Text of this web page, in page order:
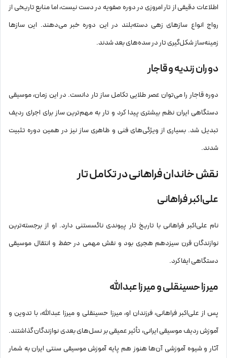
اطلاعات دقیقی از تار امروزی در دوره صفویه در دست نیست، اما منابع تاریخی از
رواج انواع سازهای زهی دسته‌بلند در این دوره خبر می‌دهند. این سازها
زمینه‌ساز شکل‌گیری تار در سده‌های بعد شدند.
دوران زندیه و قاجار
دوره قاجار را می‌توان عصر طلایی تکامل ساز تار دانست. در این زمان، موسیقی
دستگاهی ایران نظم بیشتری پیدا کرد و تار به مهم‌ترین ساز برای اجرای ردیف
تبدیل شد. بسیاری از ویژگی‌های فنی و ظاهری ساز نیز در همین دوره تثبیت
شدند.
نقش خاندان فراهانی در تکامل تار
علی‌اکبر فراهانی
نام علی‌اکبر فراهانی با تاریخ تار پیوندی ناگسستنی دارد. او از برجسته‌ترین
نوازندگان قرن سیزدهم هجری بود و نقش مهمی در حفظ و انتقال موسیقی
دستگاهی ایفا کرد.
میرزا حسینقلی و میرزا عبدالله
پس از علی‌اکبر فراهانی، فرزندان او، میرزا حسینقلی و میرزا عبدالله، با تدوین و
آموزش ردیف موسیقی ایرانی، تأثیر عمیقی بر نسل‌های بعدی نوازندگان گذاشتند.
آثار و شیوه آموزشی آن‌ها هنوز هم پایه آموزش موسیقی سنتی ایران به شمار